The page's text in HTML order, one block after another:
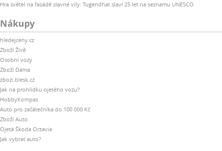
Hra světel na fasádě slavné vily: Tugendhat slaví 25 let na seznamu UNESCO
Nákupy
hledejceny.cz
Zboží Živě
Osobní vozy
Zboží Dáma
zbozi.blesk.cz
Jak na prohlídku ojetého vozu?
HobbyKompas
Auto pro začátečníka do 100 000 Kč
Zboží Auto
Ojetá Škoda Octavia
Jak vybrat auto?